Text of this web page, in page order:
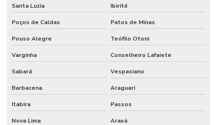
Mangueira Solda Dupla
Manômetro De Pressão
Manômetro De Pressão Com Glicerina Em Minas Gerais
Manômetro De Pressão Inox Vertical
Manômetro De Pressão Npt Horizontal Em São Paulo
Mola Proteção Plástica
Onde Comprar Válvula Esfera Bi Partida
Santa Luzia Ibirité
Poços de Caldas Patos de Minas
Pouso Alegre Teófilo Otoni
Varginha Conselheiro Lafaiete
Sabará Vespasiano
Barbacena Araguari
Itabira Passos
Nova Lima Araxá